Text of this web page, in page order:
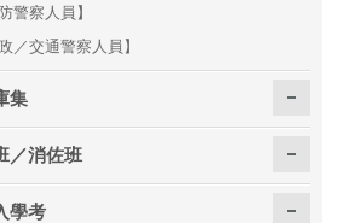
警察人員】
／交通警察人員】
集
／消佐班
學考